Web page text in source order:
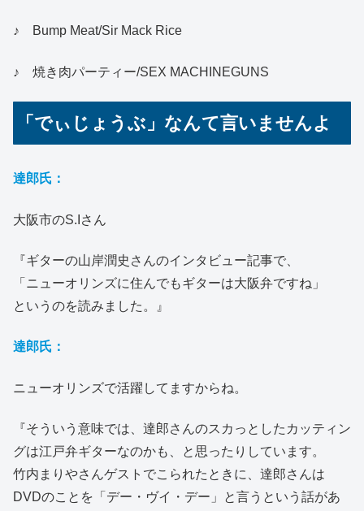
♪ Bump Meat/Sir Mack Rice
♪ 焼き肉パーティー/SEX MACHINEGUNS
「でぃじょうぶ」なんて言いませんよ
達郎氏：
大阪市のS.Iさん
『ギターの山岸潤史さんのインタビュー記事で、
「ニューオリンズに住んでもギターは大阪弁ですね」
というのを読みました。』
達郎氏：
ニューオリンズで活躍してますからね。
『そういう意味では、達郎さんのスカっとしたカッティン
グは江戸弁ギターなのかも、と思ったりしています。
竹内まりやさんゲストでこられたときに、達郎さんは
DVDのことを「デー・ヴイ・デー」と言うという話があ